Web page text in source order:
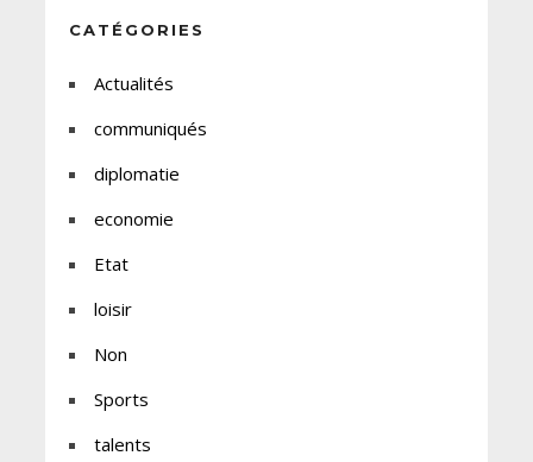
CATÉGORIES
Actualités
communiqués
diplomatie
economie
Etat
loisir
Non
Sports
talents